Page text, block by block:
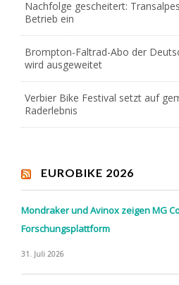
Nachfolge gescheitert:
Betrieb ein
Brompton-Faltrad-Abo der
wird ausgeweitet
Verbier Bike Festival setzt auf
Raderlebnis
EUROBIKE 2026
Mondraker und Avinox zeigen MG
Forschungsplattform
31. Juli 2026